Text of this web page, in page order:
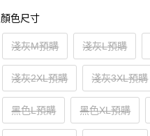
顏色尺寸
淺灰M預購 淺灰L預購
淺灰2XL預購 淺灰3XL預購
黑色L預購 黑色XL預購